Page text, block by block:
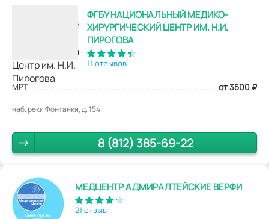
ФГБУ НАЦИОНАЛЬНЫЙ МЕДИКО-
ХИРУРГИЧЕСКИЙ ЦЕНТР ИМ. Н.И.
ПИРОГОВА
11 отзывов
МРТ от 3500 ₽
наб. реки Фонтанки, д. 154.
8 (812) 385-69-22
МЕДЦЕНТР АДМИРАЛТЕЙСКИЕ ВЕРФИ
21 отзыв